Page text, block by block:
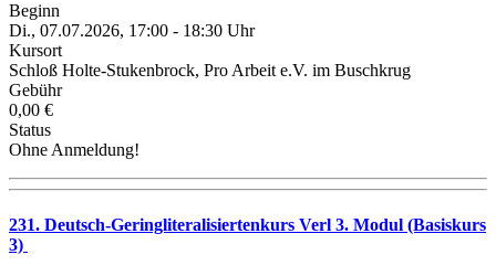
Beginn
Di., 07.07.2026, 17:00 - 18:30 Uhr
Kursort
Schloß Holte-Stukenbrock, Pro Arbeit e.V. im Buschkrug
Gebühr
0,00 €
Status
Ohne Anmeldung!
231. Deutsch-Geringliteralisiertenkurs Verl 3. Modul (Basiskurs
3)